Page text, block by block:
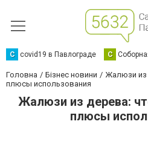
C covid19 в Павлограде С
Головна Бізнес новини
Жалюзи из
плюсы использования
Жалюзи из дерева:
плюсы